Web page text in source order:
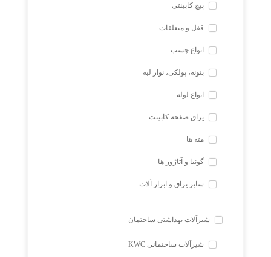
پیچ کابینتی
قفل و متعلقات
انواع چسب
بتونه، پولکی، نوار لبه
انواع لوله
یراق صفحه کابینت
مته ها
گونیا و آتاژور ها
سایر یراق و ابزار آلات
شیرآلات بهداشتی ساختمان
شیرآلات ساختمانی KWC